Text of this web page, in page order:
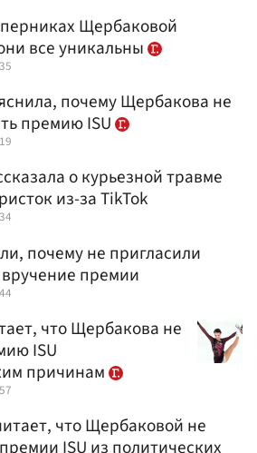
Щербаковой
все уникальны
почему Щербакова не
премию ISU
о курьезной травме
из-за TikTok
почему не пригласили
премии
что Щербакова не
ISU
причинам
что Щербаковой не
ISU из политических